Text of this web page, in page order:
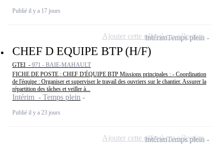
Publié il y a 17 jours
CHEF D EQUIPE BTP (H/F)
GTEI - 971 - BAIE-MAHAULT
FICHE DE POSTE : CHEF D'ÉQUIPE BTP Missions principales : - Coordination
de l'équipe : Organiser et superviser le travail des ouvriers sur le chantier. Assurer la
répartition des tâches et veiller à...
Intérim - Temps plein
Publié il y a 23 jours
IntérimTemps plein
Ajouter cette offre à ma sélection
IntérimTemps plein
Ajouter cette offre à ma sélection